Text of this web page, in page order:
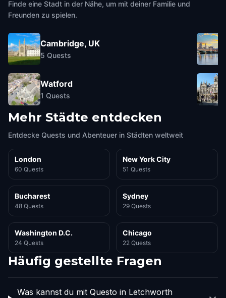
Finde eine Stadt in der Nähe, um mit deiner Familie und
Freunden zu spielen.
Cambridge, UK
5 Quests
Watford
1 Quests
Mehr Städte entdecken
Entdecke Quests und Abenteuer in Städten weltweit
London
60 Quests
New York City
51 Quests
Bucharest
48 Quests
Sydney
29 Quests
Washington D.C.
24 Quests
Chicago
22 Quests
Häufig gestellte Fragen
Was kannst du mit Questo in Letchworth